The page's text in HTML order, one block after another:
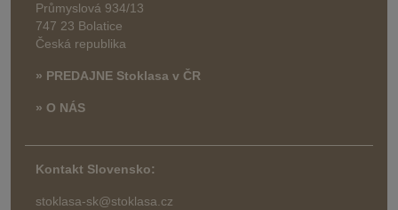
Průmyslová 934/13
747 23 Bolatice
Česká republika
» PREDAJNE Stoklasa v ČR
» O NÁS
Kontakt Slovensko:
stoklasa-sk@stoklasa.cz